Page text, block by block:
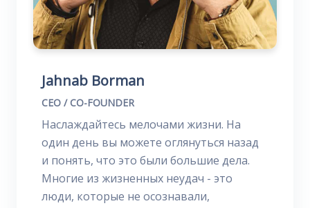
Jahnab Borman
CEO / CO-FOUNDER
Наслаждайтесь мелочами жизни. На
один день вы можете оглянуться назад
и понять, что это были большие дела.
Многие из жизненных неудач - это
люди, которые не осознавали,